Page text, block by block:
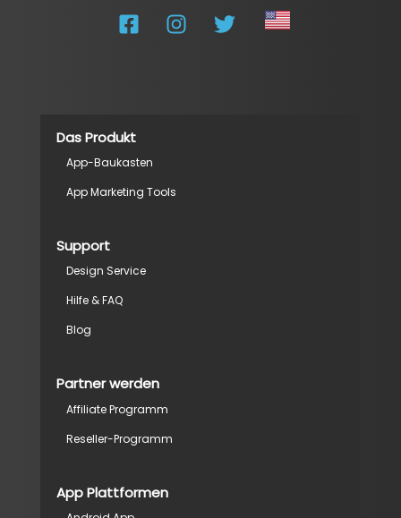
Das Produkt
App-Baukasten
App Marketing Tools
Support
Design Service
Hilfe & FAQ
Blog
Partner werden
Affiliate Programm
Reseller-Programm
App Plattformen